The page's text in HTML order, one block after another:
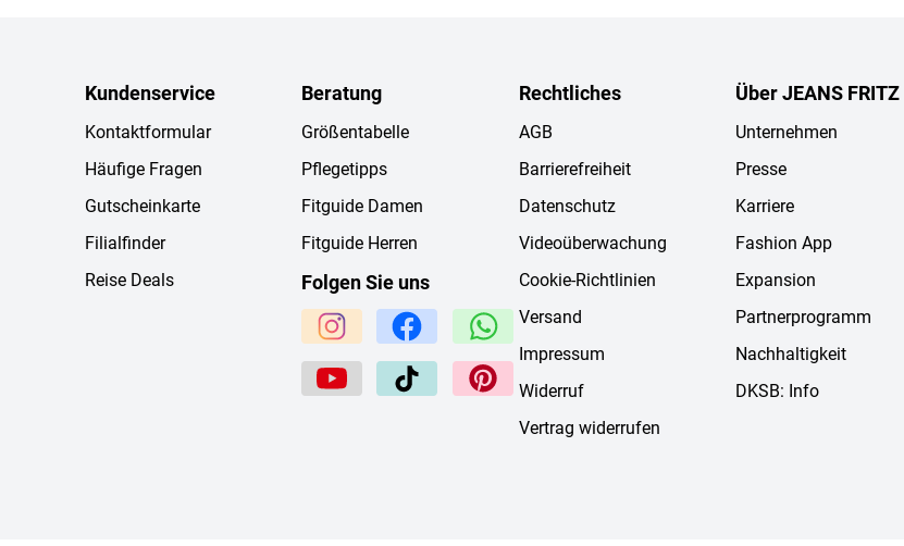
Kundenservice
Kontaktformular
Häufige Fragen
Gutscheinkarte
Filialfinder
Reise Deals
Beratung
Größentabelle
Pflegetipps
Fitguide Damen
Fitguide Herren
Folgen Sie uns
Rechtliches
AGB
Barrierefreiheit
Datenschutz
Videoüberwachung
Cookie-Richtlinien
Versand
Impressum
Widerruf
Vertrag widerrufen
Über JEANS FRITZ
Unternehmen
Presse
Karriere
Fashion App
Expansion
Partnerprogramm
Nachhaltigkeit
DKSB: Info